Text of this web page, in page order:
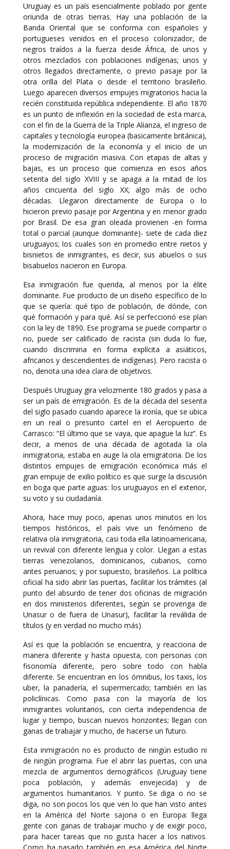
Uruguay es un país esencialmente poblado por gente
oriunda de otras tierras. Hay una población de la
Banda Oriental que se conforma con españoles y
portugueses venidos en el proceso colonizador, de
negros traídos a la fuerza desde África, de unos y
otros mezclados con poblaciones indígenas; unos y
otros llegados directamente, o previo pasaje por la
otra orilla del Plata o desde el territorio brasileño.
Luego aparecen diversos empujes migratorios hacia la
recién constituida república independiente. El año 1870
es un punto de inflexión en la sociedad de esta marca,
con el fin de la Guerra de la Triple Alianza, el ingreso de
capitales y tecnología europea (basicamente británica),
la modernización de la economía y el inicio de un
proceso de migración masiva. Con etapas de altas y
bajas, es un proceso que comienza en esos años
setenta del siglo XVIII y se apaga a la mitad de los
años cincuenta del siglo XX; algo más de ocho
décadas. Llegaron directamente de Europa o lo
hicieron previo pasaje por Argentina y en menor grado
por Brasil. De esa gran oleada provienen -en forma
total o parcial (aunque dominante)- siete de cada diez
uruguayos; los cuales son en promedio entre nietos y
bisnietos de inmigrantes, es decir, sus abuelos o sus
bisabuelos nacieron en Europa.
Esa inmigración fue querida, al menos por la élite
dominante. Fue producto de un diseño específico de lo
que se quería: qué tipo de población, de dónde, con
qué formación y para qué. Así se perfeccionó ese plan
con la ley de 1890. Ese programa se puede compartir o
no, puede ser calificado de racista (sin duda lo fue,
cuando discrimina en forma explícita a asiáticos,
africanos y descendientes de indígenas). Pero racista o
no, denota una idea clara de objetivos.
Después Uruguay gira velozmente 180 grados y pasa a
ser un país de emigración. Es de la década del sesenta
del siglo pasado cuando aparece la ironía, que se ubica
en un real o presunto cartel en el Aeropuerto de
Carrasco: “El último que se vaya, que apague la luz”. Es
decir, a menos de una década de agotada la ola
inmigratoria, estaba en auge la ola emigratoria. De los
distintos empujes de emigración económica más el
gran empuje de exilio político es que surge la discusión
en boga que parte aguas: los uruguayos en el exterior,
su voto y su ciudadanía.
Ahora, hace muy poco, apenas unos minutos en los
tiempos históricos, el país vive un fenómeno de
relativa ola inmigratoria, casi toda ella latinoamericana,
un revival con diferente lengua y color. Llegan a estas
tierras venezolanos, dominicanos, cubanos, como
antes peruanos; y por supuesto, brasileños. La política
oficial ha sido abrir las puertas, facilitar los trámites (al
punto del absurdo de tener dos oficinas de migración
en dos ministerios diferentes, según se provenga de
Unasur o de fuera de Unasur), facilitar la reválida de
títulos (y en verdad no mucho más)
Así es que la población se encuentra, y reacciona de
manera diferente y hasta opuesta, con personas con
fisonomía diferente, pero sobre todo con habla
diferente. Se encuentran en los ómnibus, los taxis, los
uber, la panadería, el supermercado; también en las
policlínicas. Como pasa con la mayoría de los
inmigrantes voluntarios, con cierta independencia de
lugar y tiempo, buscan nuevos horizontes; llegan con
ganas de trabajar y mucho, de hacerse un futuro.
Esta inmigración no es producto de ningún estudio ni
de ningún programa. Fue el abrir las puertas, con una
mezcla de argumentos demográficos (Uruguay tiene
poca población, y además envejecida) y de
argumentos humanitarios. Y punto. Se diga o no se
diga, no son pocos los que ven lo que han visto antes
en la América del Norte sajona o en Europa: llega
gente con ganas de trabajar mucho y de exigir poco,
para hacer tareas que no gusta hacer a los nativos.
Como ha pasado también en esa América del Norte